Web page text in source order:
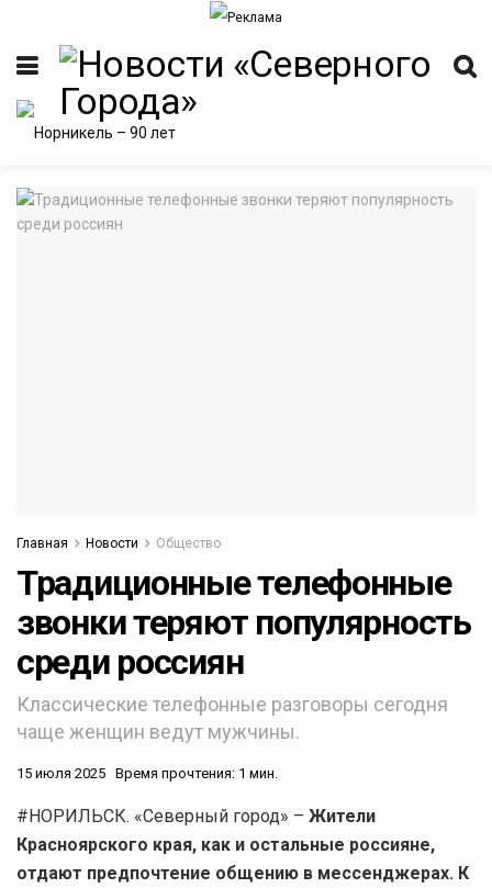
Главная Новости Общество
Традиционные телефонные
звонки теряют популярность
среди россиян
Классические телефонные разговоры сегодня
чаще женщин ведут мужчины.
15 июля 2025 Время прочтения: 1 мин.
#НОРИЛЬСК. «Северный город» – Жители
Красноярского края, как и остальные россияне,
отдают предпочтение общению в мессенджерах. К